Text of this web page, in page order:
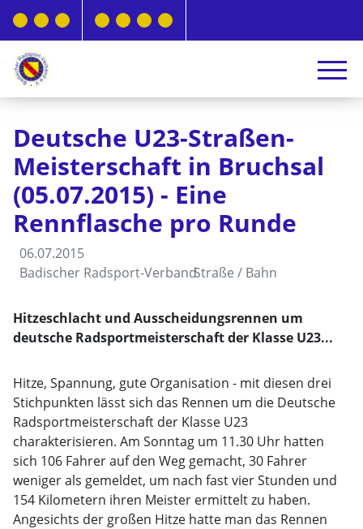
Deutsche U23-Straßen-
Meisterschaft in Bruchsal
(05.07.2015) - Eine
Rennflasche pro Runde
06.07.2015
Badischer Radsport-VerbandStraße / Bahn
Hitzeschlacht und Ausscheidungsrennen um
deutsche Radsportmeisterschaft der Klasse U23...
Hitze, Spannung, gute Organisation - mit diesen drei
Stichpunkten lässt sich das Rennen um die Deutsche
Radsportmeisterschaft der Klasse U23
charakterisieren. Am Sonntag um 11.30 Uhr hatten
sich 106 Fahrer auf den Weg gemacht, 30 Fahrer
weniger als gemeldet, um nach fast vier Stunden und
154 Kilometern ihren Meister ermittelt zu haben.
Angesichts der großen Hitze hatte man das Rennen